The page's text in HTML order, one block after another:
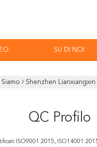
SU DI NOI
Siamo Shenzhen
QC Profilo
ISO9001:2015,